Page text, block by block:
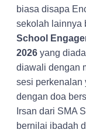
biasa disapa
sekolah lainnya
School
2026 yang
diawali dengan
sesi perkenalan
dengan doa
Irsan dari SMA
bernilai ibadah